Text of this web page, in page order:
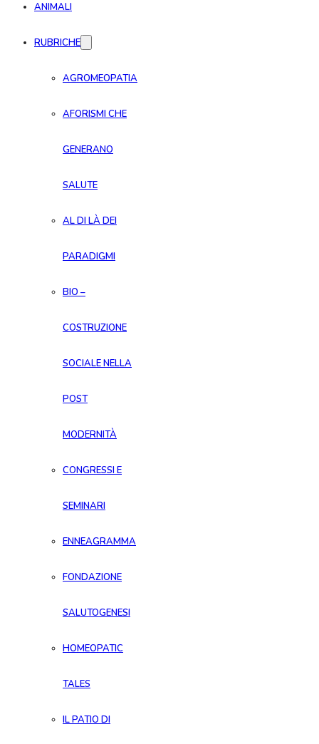
ANIMALI
RUBRICHE
AGROMEOPATIA
AFORISMI CHE
GENERANO
SALUTE
AL DI LÀ DEI
PARADIGMI
BIO –
COSTRUZIONE
SOCIALE NELLA
POST
MODERNITÀ
CONGRESSI E
SEMINARI
ENNEAGRAMMA
FONDAZIONE
SALUTOGENESI
HOMEOPATIC
TALES
IL PATIO DI